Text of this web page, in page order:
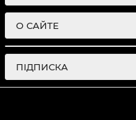
О САЙТЕ
ПІДПИСКА